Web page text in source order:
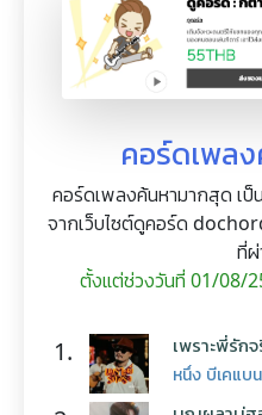
คอร์ดเพล
คอร์ดเพลงค้นหามากสุด เ
จากเว็บไซต์ดูคอร์ด
ที่ผ่
ตั้งแต่ช่วงวันที่ 01/08/
1. เพราะพี่รัก
หนึ่ง บีเคแบ